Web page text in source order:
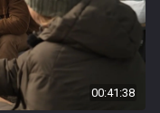
00:41:38